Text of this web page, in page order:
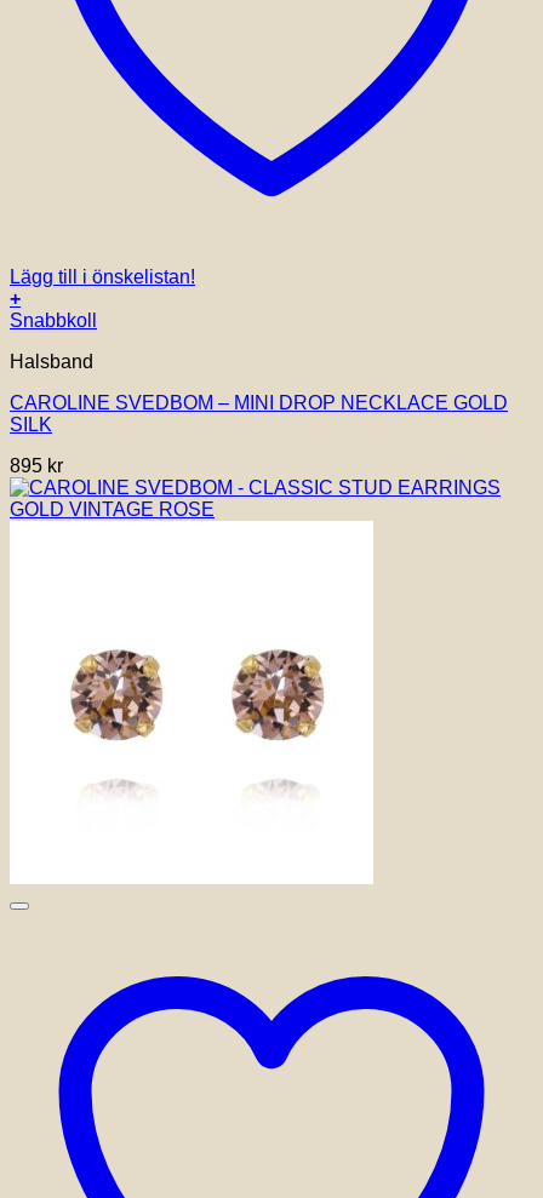
Lägg till i önskelistan!
+
Snabbkoll
Halsband
CAROLINE SVEDBOM – MINI DROP NECKLACE GOLD
SILK
895 kr